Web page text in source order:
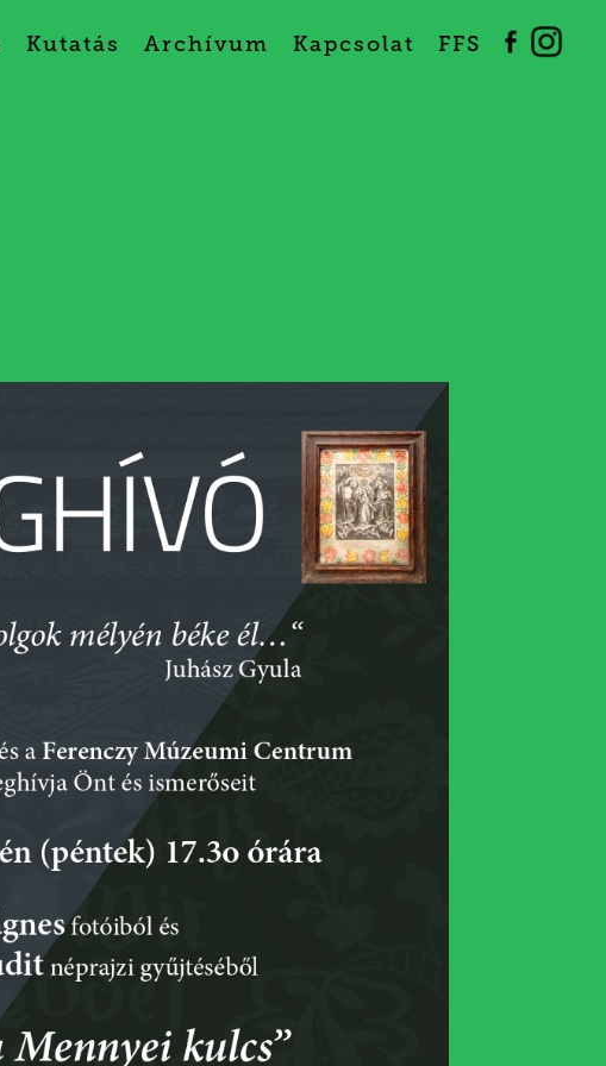
Kutatás Archívum Kapcsolat FFS